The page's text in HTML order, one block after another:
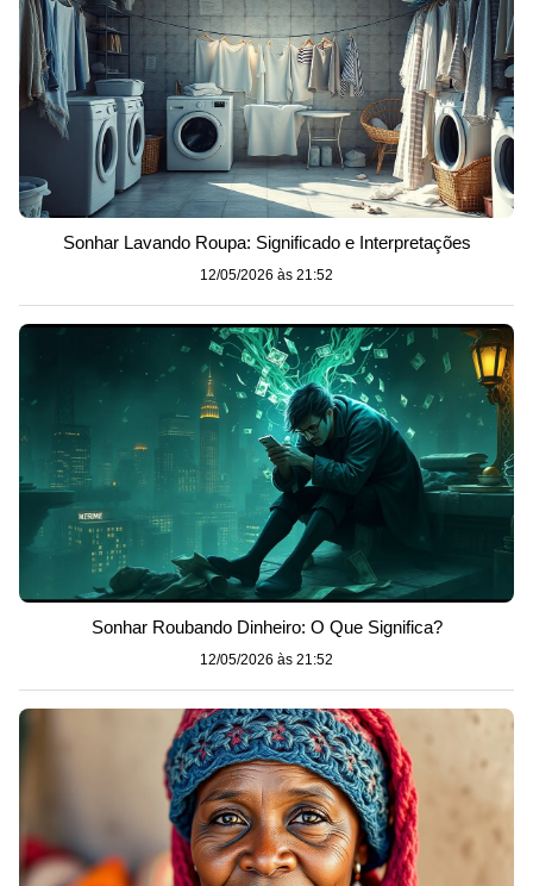
Sonhar Lavando Roupa: Significado e Interpretações
12/05/2026 às 21:52
Sonhar Roubando Dinheiro: O Que Significa?
12/05/2026 às 21:52